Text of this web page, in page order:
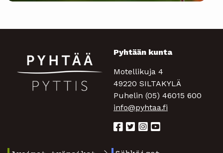
Pyhtään kunta
Motellikuja 4
49220 SILTAKYLÄ
Puhelin (05) 46015 600
info@pyhtaa.fi